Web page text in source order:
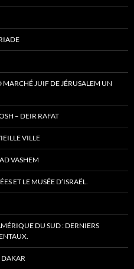
MARCHÉ JUIF DE JÉRUSALEM UN
– DEIR RAFAT
VILLE
VASHEM
ET LE MUSÉE D’ISRAËL.
DU SUD : DERNIERS
DAKAR